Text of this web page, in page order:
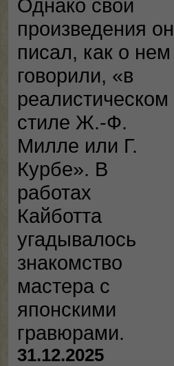
Однако свои
произведения он
писал, как о нем
говорили, «в
реалистическом
стиле Ж.-Ф.
Милле или Г.
Курбе». В
работах
Кайботта
угадывалось
знакомство
мастера с
японскими
гравюрами.
31.12.2025